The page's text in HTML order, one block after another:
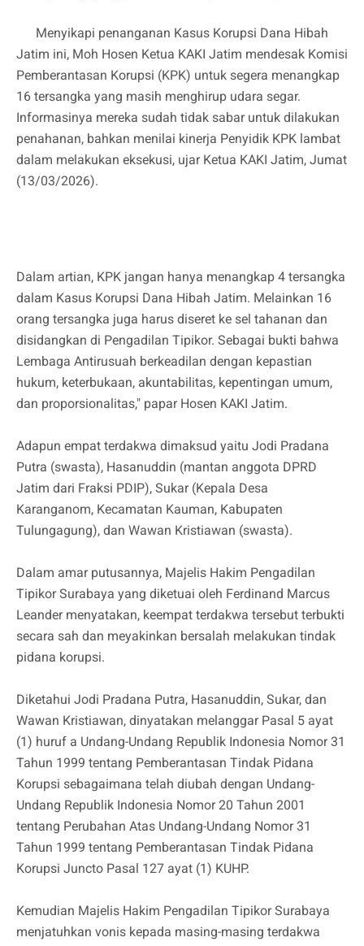
Menyikapi penanganan Kasus Korupsi Dana Hibah
Jatim ini, Moh Hosen Ketua KAKI Jatim mendesak Komisi
Pemberantasan Korupsi (KPK) untuk segera menangkap
16 tersangka yang masih menghirup udara segar.
Informasinya mereka sudah tidak sabar untuk dilakukan
penahanan, bahkan menilai kinerja Penyidik KPK lambat
dalam melakukan eksekusi, ujar Ketua KAKI Jatim, Jumat
(13/03/2026).
Dalam artian, KPK jangan hanya menangkap 4 tersangka
dalam Kasus Korupsi Dana Hibah Jatim. Melainkan 16
orang tersangka juga harus diseret ke sel tahanan dan
disidangkan di Pengadilan Tipikor. Sebagai bukti bahwa
Lembaga Antirusuah berkeadilan dengan kepastian
hukum, keterbukaan, akuntabilitas, kepentingan umum,
dan proporsionalitas," papar Hosen KAKI Jatim.
Adapun empat terdakwa dimaksud yaitu Jodi Pradana
Putra (swasta), Hasanuddin (mantan anggota DPRD
Jatim dari Fraksi PDIP), Sukar (Kepala Desa
Karanganom, Kecamatan Kauman, Kabupaten
Tulungagung), dan Wawan Kristiawan (swasta).
Dalam amar putusannya, Majelis Hakim Pengadilan
Tipikor Surabaya yang diketuai oleh Ferdinand Marcus
Leander menyatakan, keempat terdakwa tersebut terbukti
secara sah dan meyakinkan bersalah melakukan tindak
pidana korupsi.
Diketahui Jodi Pradana Putra, Hasanuddin, Sukar, dan
Wawan Kristiawan, dinyatakan melanggar Pasal 5 ayat
(1) huruf a Undang-Undang Republik Indonesia Nomor 31
Tahun 1999 tentang Pemberantasan Tindak Pidana
Korupsi sebagaimana telah diubah dengan Undang-
Undang Republik Indonesia Nomor 20 Tahun 2001
tentang Perubahan Atas Undang-Undang Nomor 31
Tahun 1999 tentang Pemberantasan Tindak Pidana
Korupsi Juncto Pasal 127 ayat (1) KUHP.
Kemudian Majelis Hakim Pengadilan Tipikor Surabaya
menjatuhkan vonis kepada masing-masing terdakwa